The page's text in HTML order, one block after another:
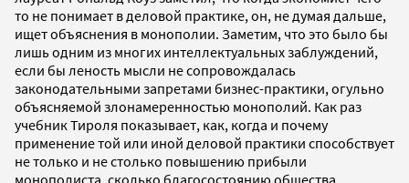
то не понимает в деловой практике, он, не думая дальше,
ищет объяснения в монополии. Заметим, что это было бы
лишь одним из многих интеллектуальных заблуждений,
если бы леность мысли не сопровождалась
законодательными запретами бизнес-практики, огульно
объясняемой злонамеренностью монополий. Как раз
учебник Тироля показывает, как, когда и почему
применение той или иной деловой практики способствует
не только и не столько повышению прибыли